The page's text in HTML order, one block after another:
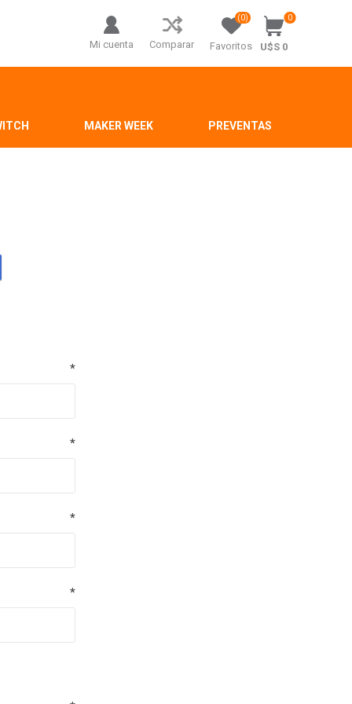
Mi cuenta Comparar Favoritos
(0) 0
U$S 0
MAKER WEEK PREVENTAS
*
*
*
*